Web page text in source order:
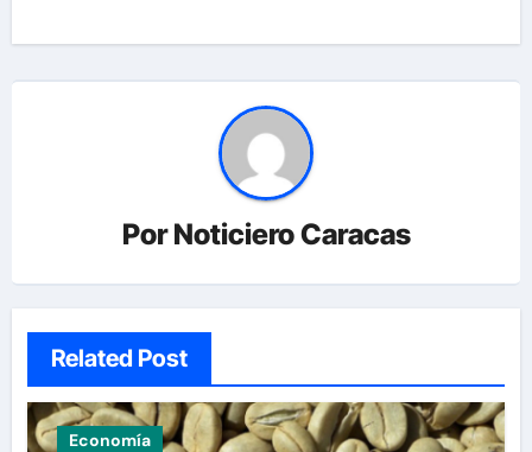
PorNoticiero Caracas
Related Post
Economía